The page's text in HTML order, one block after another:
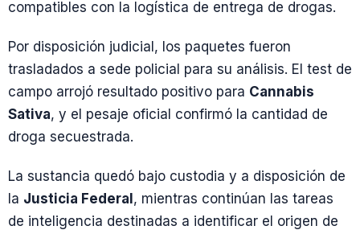
compatibles con la logística de entrega de drogas.
Por disposición judicial, los paquetes fueron
trasladados a sede policial para su análisis. El test de
campo arrojó resultado positivo para Cannabis
Sativa, y el pesaje oficial confirmó la cantidad de
droga secuestrada.
La sustancia quedó bajo custodia y a disposición de
la Justicia Federal , mientras continúan las tareas
de inteligencia destinadas a identificar el origen de